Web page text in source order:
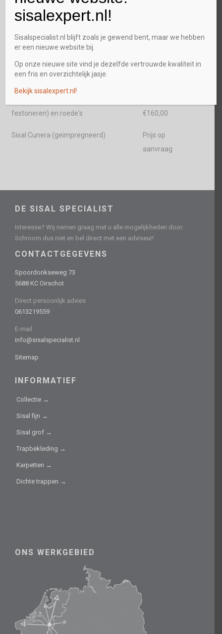
m1
Afval afvoeren gratis
festoneren) en roede's
€160,00
Sisal Cunera (geimpregneerd)
Prijs op
aanvraag
DE SISAL SPECIALIST
Interesse? Wij nemen graag met u alle mogelijkheden door.
Schroom dus niet en bel direct met een adviseur!
CONTACTGEGEVENS
Spoordonkseweg 73
5688 KC Oirschot
Direct persoonlijk advies
0613219559
E-mail
info@sisalspecialist.nl
Sitemap
INFORMATIEF
Collectie →
Sisal fijn →
Sisal grof →
Trapbekleding →
Karpetten →
Dichte trappen →
ONS WERKGEBIED
sisalexpert.nl!
Sisalspecialist.nl blijft zoals je gewend bent, maar we hebben
er een nieuwe website bij.
Op onze nieuwe site vind je dezelfde vertrouwde kwaliteit in
een fris en overzichtelijk jasje.
Bekijk sisalexpert.nl!